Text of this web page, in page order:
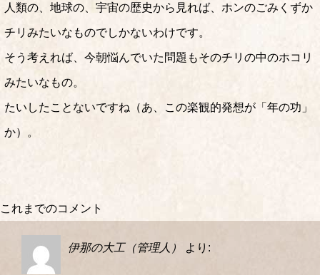
人類の、地球の、宇宙の歴史から見れば、ホンのごみくずか
チリみたいなものでしかないわけです。
そう考えれば、今朝悩んでいた問題もそのチリの中のホコリ
みたいなもの。
たいしたことないですね（あ、この楽観的発想が「年の功」
か）。
これまでのコメント
伊那の大工（管理人） より: